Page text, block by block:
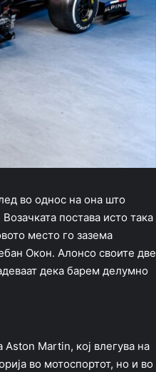
во однос на она што
постава исто така
место го зазема
Окон. Алонсо своите две
дека барем делумно
Martin, кој влегува на
во мотоспортот, но и во